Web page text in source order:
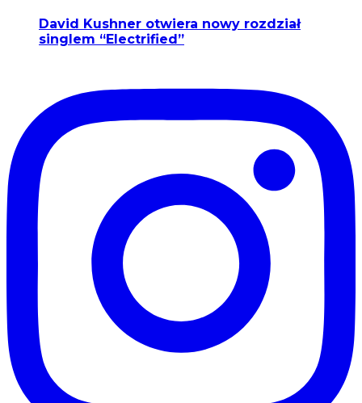
David Kushner otwiera nowy rozdział
singlem “Electrified”